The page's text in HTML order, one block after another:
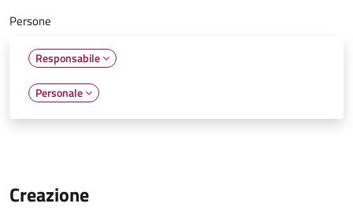
Persone
Responsabile
Personale
Creazione